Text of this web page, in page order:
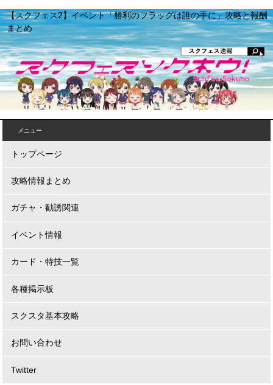
【スクフェス2】イベント「勝利のフラッグは誰の手に」攻略と報酬
まとめ
メニュー
トップページ
攻略情報まとめ
ガチャ・勧誘関連
イベント情報
カード・特技一覧
各種掲示板
スクスタ基本攻略
お問い合わせ
Twitter